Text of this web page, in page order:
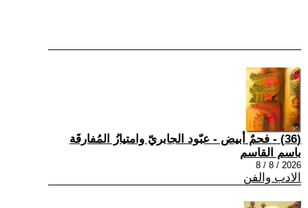
(36) - فحمٌ أبيض - عبّود الجابريّ وامتيازُ المُفارقَة
باسم القاسم
2026 / 8 / 8
الادب والفن